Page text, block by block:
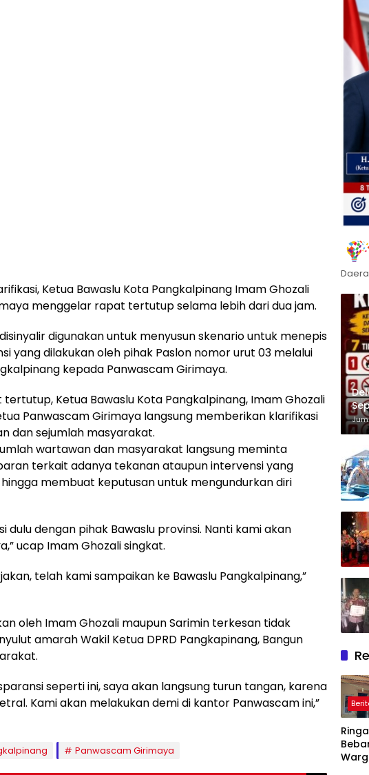
Ketua Bawaslu Kota Pangkalpinang Imam Ghozali
menggelar rapat tertutup selama lebih dari dua jam.
digunakan untuk menyusun skenario untuk menepis
yang dilakukan oleh pihak Paslon nomor urut 03 melalui
kepada Panwascam Girimaya.
Ketua Bawaslu Kota Pangkalpinang, Imam Ghozali
Panwascam Girimaya langsung memberikan klarifikasi
dan sejumlah masyarakat.
wartawan dan masyarakat langsung meminta
terkait adanya tekanan ataupun intervensi yang
membuat keputusan untuk mengundurkan diri
dulu dengan pihak Bawaslu provinsi. Nanti kami akan
ucap Imam Ghozali singkat.
telah kami sampaikan ke Bawaslu Pangkalpinang,”
oleh Imam Ghozali maupun Sarimin terkesan tidak
amarah Wakil Ketua DPRD Pangkapinang, Bangun
seperti ini, saya akan langsung turun tangan, karena
Kami akan melakukan demi di kantor Panwascam ini,”
Panwascam Girimaya